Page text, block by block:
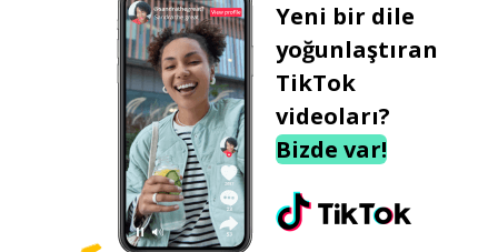
Yeni bir dile
yoğunlaştıran
TikTok
videoları?
Bizde var!